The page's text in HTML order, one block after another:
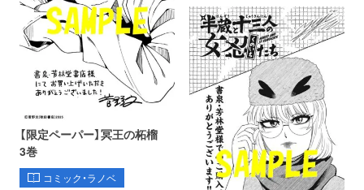
【限定ペーパー】冥王の柘榴
3巻
コミック・ラノベ